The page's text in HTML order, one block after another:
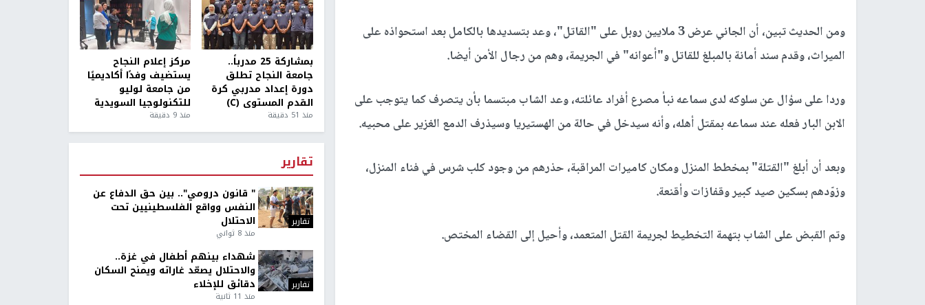
ومن الحديث تبين، أن الجاني عرض 3 ملايين روبل على "القاتل"، وعد بتسديدها بالكامل بعد استحواذه على
الميراث، وقدم سند أمانة بالمبلغ للقاتل و"أعوانه" في الجريمة، وهم من رجال الأمن أيضا.
وردا على سؤال عن سلوكه لدى سماعه نبأ مصرع أفراد عائلته، وعد الشاب مبتسما بأن يتصرف كما يتوجب على
الابن البار فعله عند سماعه بمقتل أهله، وأنه سيدخل في حالة من الهستيريا وسيذرف الدمع الغزير على محبيه.
وبعد أن أبلغ "القتلة" بمخطط المنزل ومكان كاميرات المراقبة، حذرهم من وجود كلب شرس في فناء المنزل،
وزوّدهم بسكين صيد كبير وقفازات وأقنعة.
وتم القبض على الشاب بتهمة التخطيط لجريمة القتل المتعمد، وأحيل إلى القضاء المختص.
بمشاركة 25 مدرباً..
جامعة النجاح تطلق
دورة إعداد مدربي كرة
القدم المستوى (C)
منذ 51 دقيقة
مركز إعلام النجاح
يستضيف وفدًا أكاديميًا
من جامعة لوليو
للتكنولوجيا السويدية
منذ 9 دقيقة
تقارير
تقارير
" قانون درومي".. بين حق الدفاع عن
النفس وواقع الفلسطينيين تحت
الاحتلال
منذ 8 ثواني
تقارير
شهداء بينهم أطفال في غزة..
والاحتلال يصعّد غاراته ويمنح السكان
دقائق للإخلاء
منذ 11 ثانية